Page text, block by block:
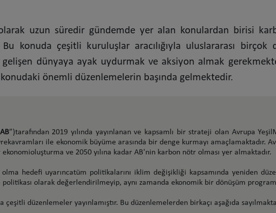
uzun süredir gündemde yer alan konulardan birisi
konuda çeşitli kuruluşlar aracılığıyla uluslararası
gelişen dünyaya ayak uydurmak ve aksiyon almak
önemli düzenlemelerin başında gelmektedir.
AB”)tarafından 2019 yılında yayınlanan ve kapsamlı bir strateji olan Avrupa
ile ekonomik büyüme arasında bir denge kurmayı amaçlamaktadır.
ve 2050 yılına kadar AB'nin karbon nötr olması yer almaktadır.
hedefi uyarıncatüm politikalarını iklim değişikliği kapsamında yeniden
politikası olarak değerlendirilmeyip, aynı zamanda ekonomik bir dönüşüm
çeşitli düzenlemeler yayınlamıştır. Bu düzenlemelerden birkaçı aşağıda